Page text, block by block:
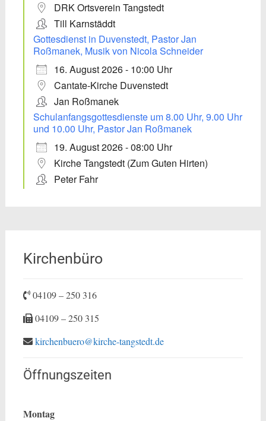
DRK Ortsverein Tangstedt
Till Karnstäddt
Gottesdienst in Duvenstedt, Pastor Jan
Roßmanek, Musik von Nicola Schneider
16. August 2026 - 10:00 Uhr
Cantate-Kirche Duvenstedt
Jan Roßmanek
Schulanfangsgottesdienste um 8.00 Uhr, 9.00 Uhr
und 10.00 Uhr, Pastor Jan Roßmanek
19. August 2026 - 08:00 Uhr
Kirche Tangstedt (Zum Guten Hirten)
Peter Fahr
Kirchenbüro
04109 – 250 316
04109 – 250 315
kirchenbuero@kirche-tangstedt.de
Öffnungszeiten
Montag